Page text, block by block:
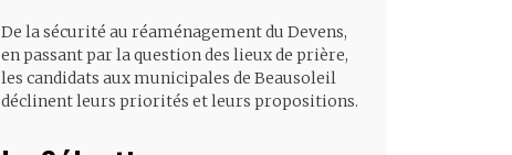
De la sécurité au réaménagement du Devens,
en passant par la question des lieux de prière,
les candidats aux municipales de Beausoleil
déclinent leurs priorités et leurs propositions.